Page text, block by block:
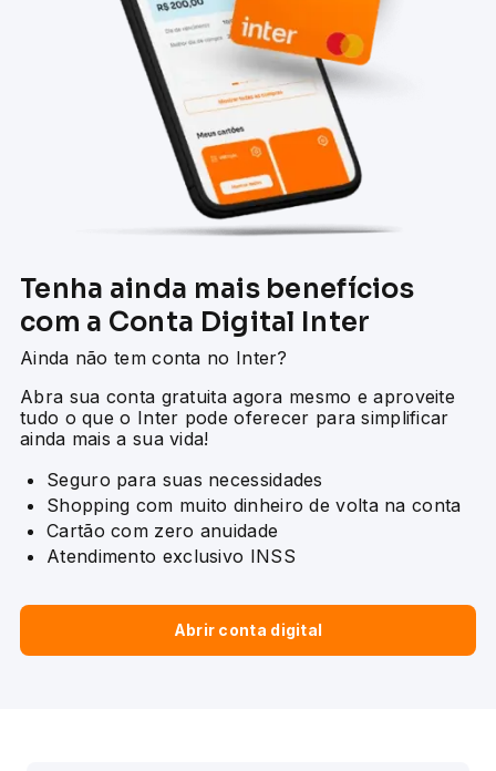
Tenha ainda mais benefícios
com a Conta Digital Inter
Ainda não tem conta no Inter?
Abra sua conta gratuita agora mesmo e aproveite
tudo o que o Inter pode oferecer para simplificar
ainda mais a sua vida!
Seguro para suas necessidades
Shopping com muito dinheiro de volta na conta
Cartão com zero anuidade
Atendimento exclusivo INSS
Abrir conta digital